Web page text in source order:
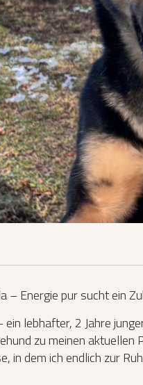
Projekte 2020
Projekte 2021
Projekte 2022
Projekte 2023
Projekte 2024
Organisation
– Energie pur sucht ein
ein lebhafter, 2 Jahre
zu meinen aktuellen
in dem ich endlich zur